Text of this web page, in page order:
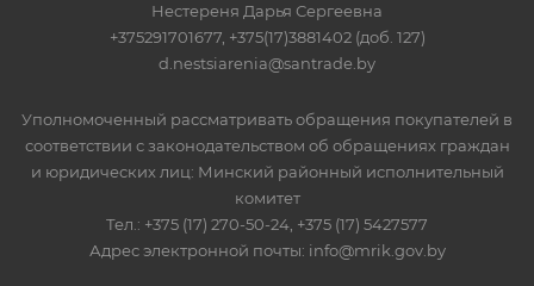
Нестереня Дарья Сергеевна
+375291701677, +375(17)3881402 (доб. 127)
d.nestsiarenia@santrade.by
Уполномоченный рассматривать обращения покупателей в
соответствии с законодательством об обращениях граждан
и юридических лиц: Минский районный исполнительный
комитет
Тел.: +375 (17) 270-50-24, +375 (17) 5427577
Адрес электронной почты: info@mrik.gov.by